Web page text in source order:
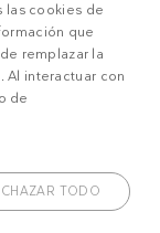
las cookies de
que
remplazar la
interactuar con
de
TODO